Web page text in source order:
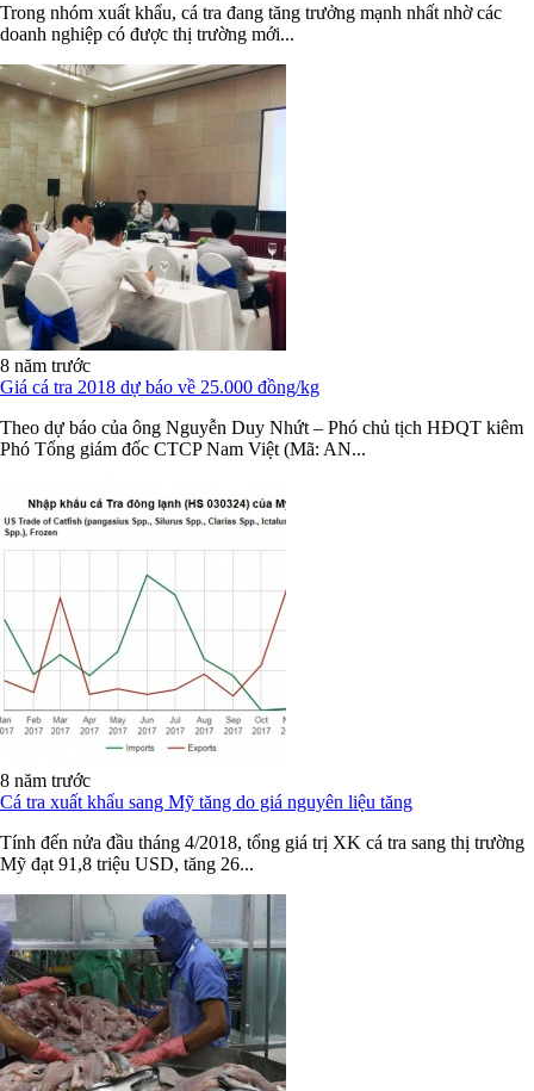
Trong nhóm xuất khẩu, cá tra đang tăng trưởng mạnh nhất nhờ các
doanh nghiệp có được thị trường mới...
8 năm trước
Giá cá tra 2018 dự báo về 25.000 đồng/kg
Theo dự báo của ông Nguyễn Duy Nhứt – Phó chủ tịch HĐQT kiêm
Phó Tổng giám đốc CTCP Nam Việt (Mã: AN...
8 năm trước
Cá tra xuất khẩu sang Mỹ tăng do giá nguyên liệu tăng
Tính đến nửa đầu tháng 4/2018, tổng giá trị XK cá tra sang thị trường
Mỹ đạt 91,8 triệu USD, tăng 26...